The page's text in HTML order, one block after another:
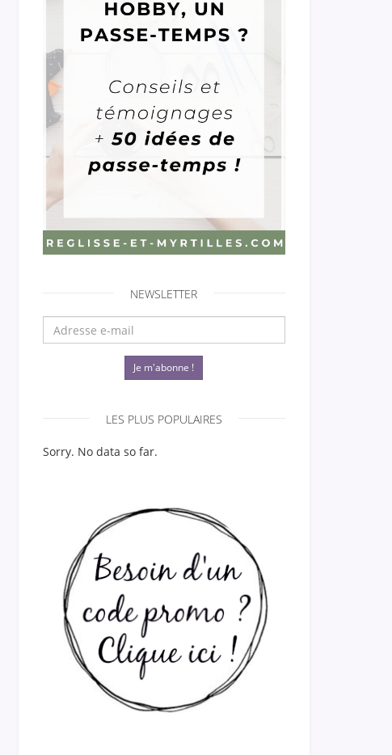
NEWSLETTER
Je m'abonne !
LES PLUS POPULAIRES
Sorry. No data so far.